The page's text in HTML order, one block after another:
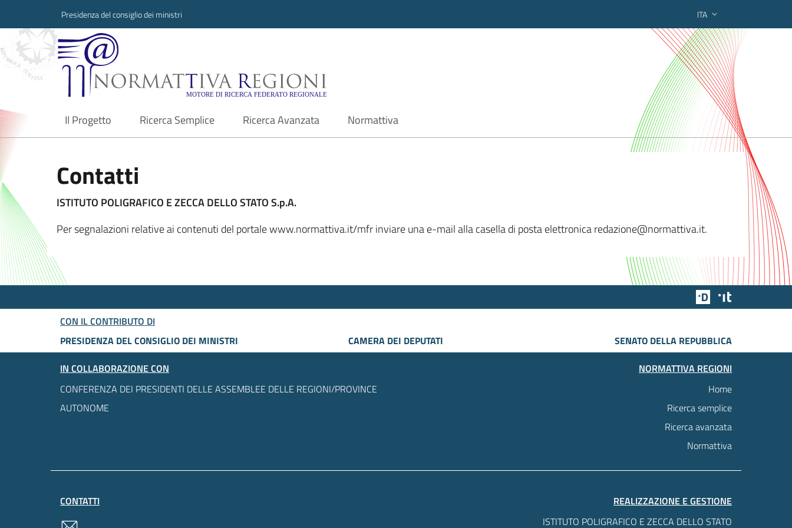
Presidenza del consiglio dei ministri ITA
Normattiva Regioni - Motore di ricerca federato regionale
Il Progetto
current Ricerca Semplice Ricerca Avanzata Normattiva
Contatti
ISTITUTO POLIGRAFICO E ZECCA DELLO STATO S.p.A.
Per segnalazioni relative ai contenuti del portale www.normattiva.it/mfr inviare una e-mail alla casella di posta elettronica redazione@normattiva.it.
Team Digitale
CON IL CONTRIBUTO DI
PRESIDENZA DEL CONSIGLIO DEI MINISTRI
CAMERA DEI DEPUTATI
SENATO DELLA REPUBBLICA
IN COLLABORAZIONE CON
CONFERENZA DEI PRESIDENTI DELLE ASSEMBLEE DELLE REGIONI/PROVINCE
AUTONOME
NORMATTIVA REGIONI
Home
Ricerca semplice
Ricerca avanzata
Normattiva
CONTATTI
REALIZZAZIONE E GESTIONE
ISTITUTO POLIGRAFICO E ZECCA DELLO STATO